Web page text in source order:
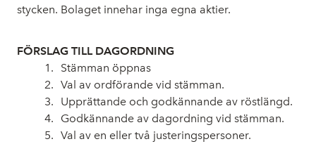
stycken. Bolaget innehar inga egna aktier.
FÖRSLAG TILL DAGORDNING
Stämman öppnas
Val av ordförande vid stämman.
Upprättande och godkännande av röstlängd.
Godkännande av dagordning vid stämman.
Val av en eller två justeringspersoner.